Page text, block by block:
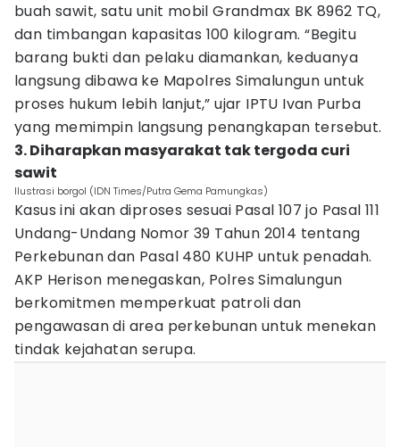
buah sawit, satu unit mobil Grandmax BK 8962 TQ,
dan timbangan kapasitas 100 kilogram. “Begitu
barang bukti dan pelaku diamankan, keduanya
langsung dibawa ke Mapolres Simalungun untuk
proses hukum lebih lanjut,” ujar IPTU Ivan Purba
yang memimpin langsung penangkapan tersebut.
3. Diharapkan masyarakat tak tergoda curi
sawit
Ilustrasi borgol (IDN Times/Putra Gema Pamungkas)
Kasus ini akan diproses sesuai Pasal 107 jo Pasal 111
Undang-Undang Nomor 39 Tahun 2014 tentang
Perkebunan dan Pasal 480 KUHP untuk penadah.
AKP Herison menegaskan, Polres Simalungun
berkomitmen memperkuat patroli dan
pengawasan di area perkebunan untuk menekan
tindak kejahatan serupa.